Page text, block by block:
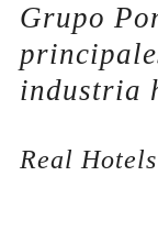
Grupo
industria
Real